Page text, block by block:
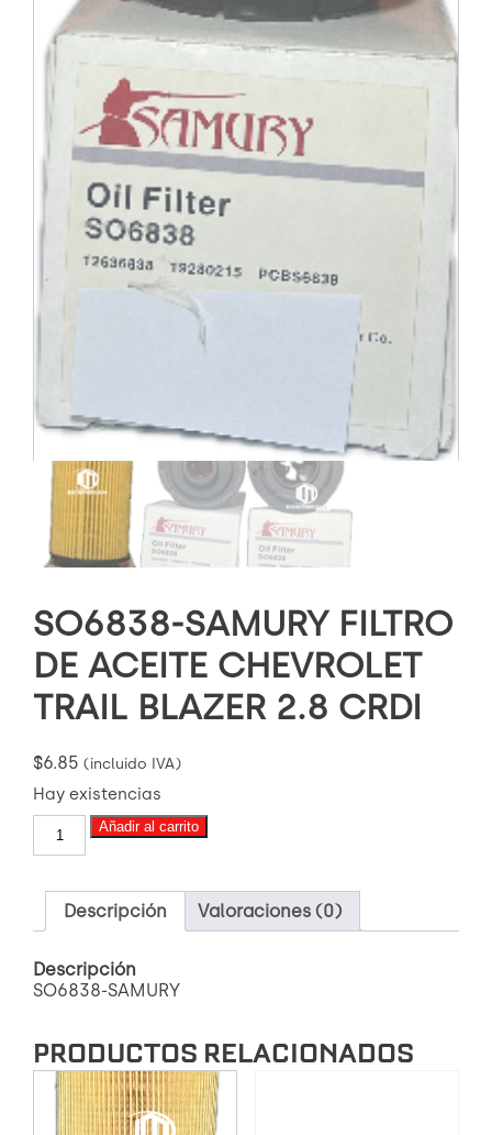
SO6838-SAMURY FILTRO
DE ACEITE CHEVROLET
TRAIL BLAZER 2.8 CRDI
$6.85 (incluido IVA)
Hay existencias
SO6838-
SAMURY
DE
ACEITE
CHEVROLET
BLAZER
2.8
Añadir al carrito
Descripción Valoraciones (0)
Descripción
SO6838-SAMURY
PRODUCTOS RELACIONADOS